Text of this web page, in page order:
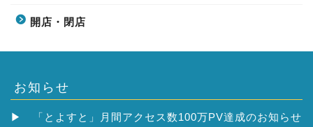
開店・閉店
お知らせ
▶ 「とよすと」月間アクセス数100万PV達成のお知らせ